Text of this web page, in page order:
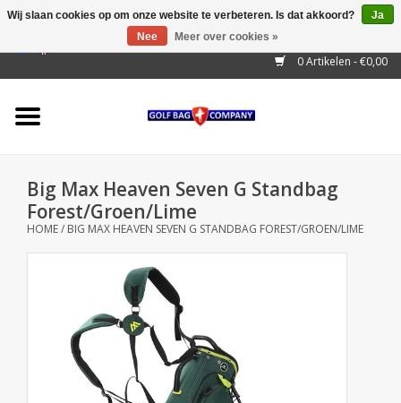
USD/AUD
0 Artikelen - €0,00
Home
Outlet!
Stand Bags
Golf gadgets
Waterproof
Big Max Heaven Seven G Standbag
Forest/Groen/Lime
HOME/ BIG MAX HEAVEN SEVEN G STANDBAG FOREST/GROEN/LIME
Wij slaan cookies op om onze website te verbeteren. Is dat akkoord?
Ja
Nee
Meer over cookies »